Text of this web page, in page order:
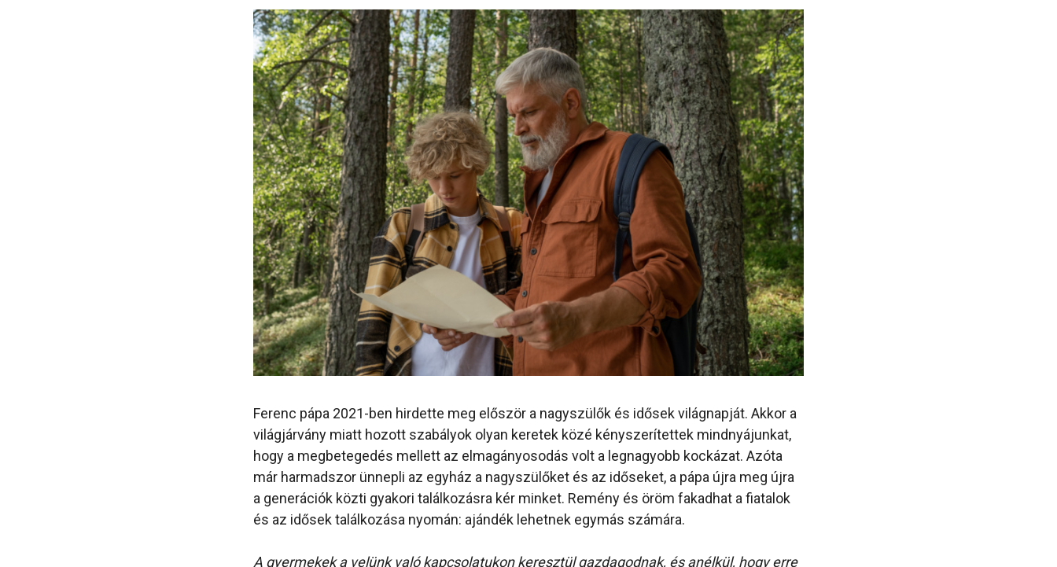
Ferenc pápa 2021-ben hirdette meg először a nagyszülők és idősek világnapját. Akkor a
világjárvány miatt hozott szabályok olyan keretek közé kényszerítettek mindnyájunkat,
hogy a megbetegedés mellett az elmagányosodás volt a legnagyobb kockázat. Azóta
már harmadszor ünnepli az egyház a nagyszülőket és az időseket, a pápa újra meg újra
a generációk közti gyakori találkozásra kér minket. Remény és öröm fakadhat a fiatalok
és az idősek találkozása nyomán: ajándék lehetnek egymás számára.
A gyermekek a velünk való kapcsolatukon keresztül gazdagodnak, és anélkül, hogy erre